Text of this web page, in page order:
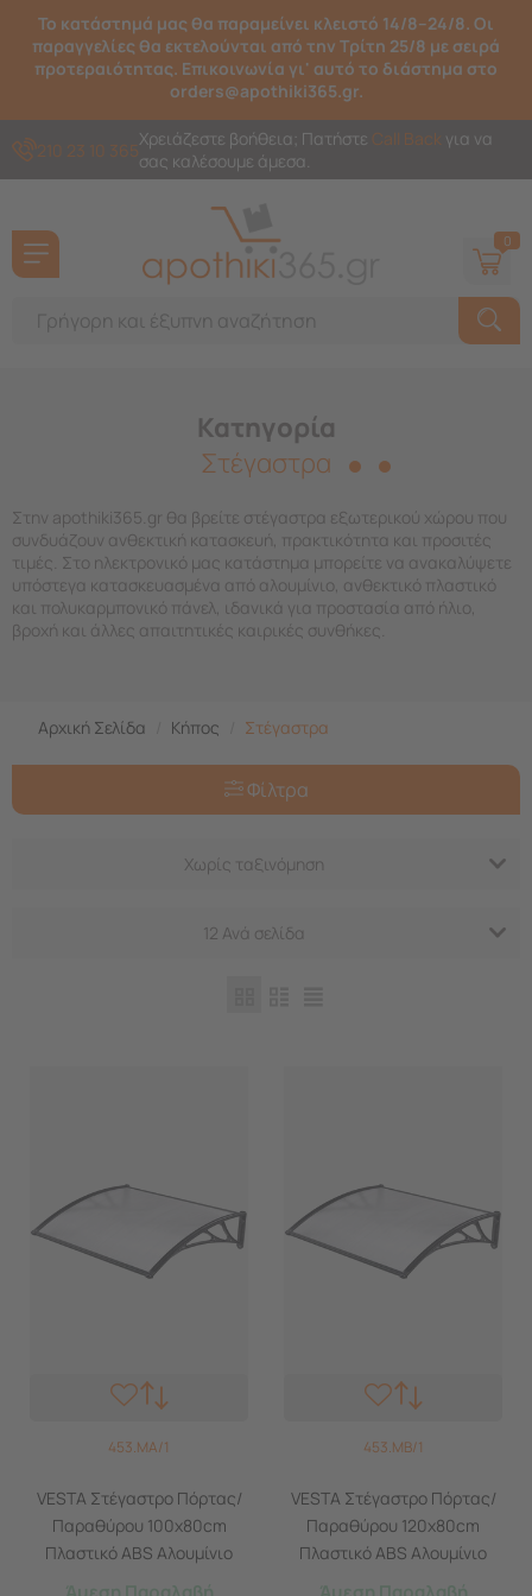
Το κατάστημά μας θα παραμείνει κλειστό 14/8–24/8. Οι
παραγγελίες θα εκτελούνται από την Τρίτη 25/8 με σειρά
προτεραιότητας. Επικοινωνία γι' αυτό το διάστημα στο
orders@apothiki365.gr.
210 23 10 365Χρειάζεστε βοήθεια; Πατήστε Call Back για να
σας καλέσουμε άμεσα.
0
Κατηγορία
Στέγαστρα
Στην apothiki365.gr θα βρείτε στέγαστρα εξωτερικού χώρου που
συνδυάζουν ανθεκτική κατασκευή, πρακτικότητα και προσιτές
τιμές. Στο ηλεκτρονικό μας κατάστημα μπορείτε να ανακαλύψετε
υπόστεγα κατασκευασμένα από αλουμίνιο, ανθεκτικό πλαστικό
και πολυκαρμπονικό πάνελ, ιδανικά για προστασία από ήλιο,
βροχή και άλλες απαιτητικές καιρικές συνθήκες.
Αρχική Σελίδα Κήπος Στέγαστρα
Φίλτρα
Χωρίς ταξινόμηση
12 Ανά σελίδα
453.MA/1
VESTA Στέγαστρο Πόρτας/
Παραθύρου 100x80cm
Πλαστικό ABS Αλουμίνιο
Πάχους 1mm
453.MB/1
VESTA Στέγαστρο Πόρτας/
Παραθύρου 120x80cm
Πλαστικό ABS Αλουμίνιο
Πάχους 1mm